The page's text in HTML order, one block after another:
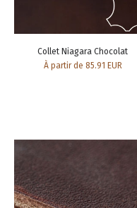
Collet Niagara Chocolat
À partir de 85.91 EUR